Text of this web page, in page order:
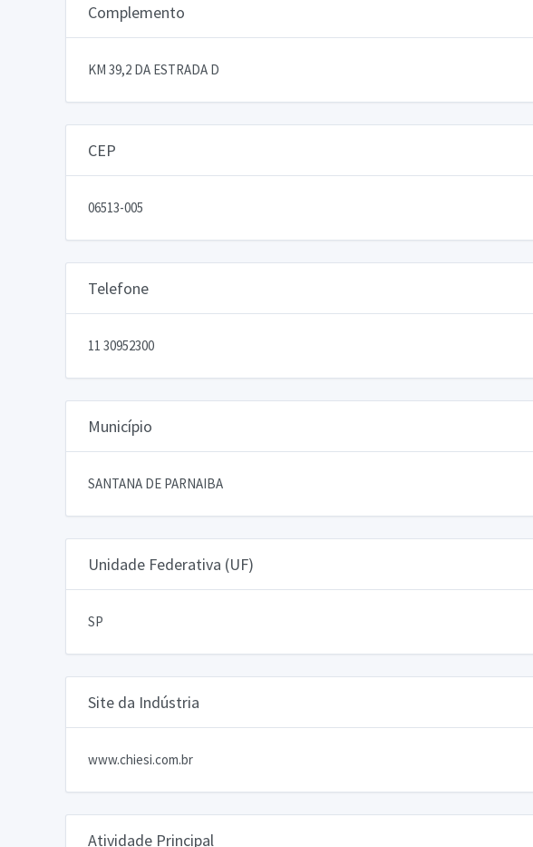
Complemento
KM 39,2 DA ESTRADA D
CEP
06513-005
Telefone
11 30952300
Município
SANTANA DE PARNAIBA
Unidade Federativa (UF)
SP
Site da Indústria
www.chiesi.com.br
Atividade Principal